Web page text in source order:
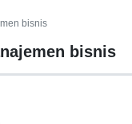
bisnis
bisnis